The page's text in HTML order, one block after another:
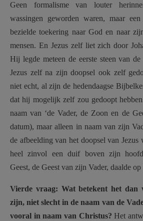
Geen formalisme van louter
wassingen geworden waren, maar
bezielde toekering naar God en naar
mensen. En Jezus zelf liet zich door
Hij legde meteen de eerste steen van
Jezus zelf na zijn doopsel ook zelf
niet echt, al zijn de hedendaagse
dat hij mogelijk zelf zou gedoopt
naam van ‘de Vader, de Zoon en de
datum), maar alleen in naam van zijn
de afbeelding van het doopsel van Jezus
heel zinvol een duif boven zijn hoofd
Geest, de Geest van zijn Vader, daalde op
Vierde vraag: Wat betekent het dan
zijn, niet slecht in de naam van de
vooral in naam van Christus? Het